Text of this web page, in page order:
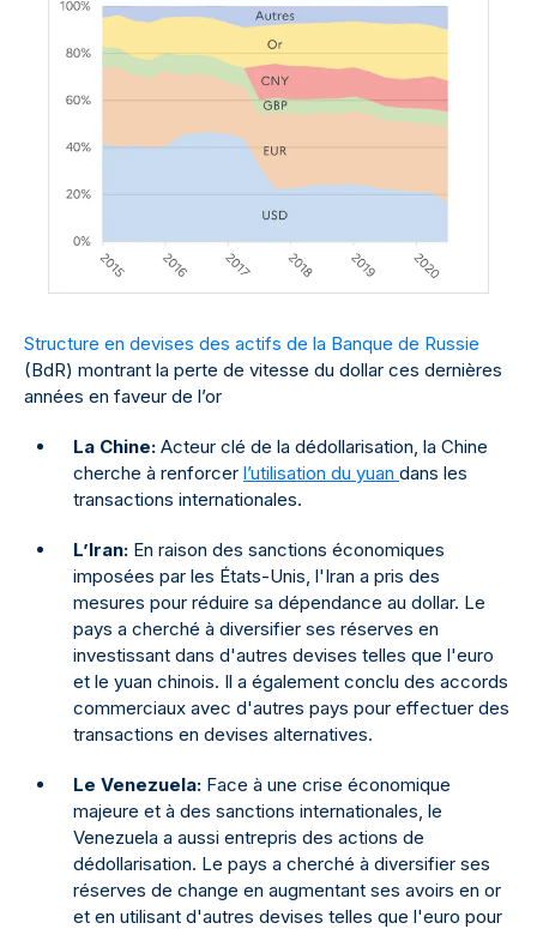
Structure en devises des actifs de la Banque de Russie
(BdR) montrant la perte de vitesse du dollar ces dernières
années en faveur de l’or
La Chine: Acteur clé de la dédollarisation, la Chine
cherche à renforcer l’utilisation du yuan dans les
transactions internationales.
L’Iran: En raison des sanctions économiques
imposées par les États-Unis, l'Iran a pris des
mesures pour réduire sa dépendance au dollar. Le
pays a cherché à diversifier ses réserves en
investissant dans d'autres devises telles que l'euro
et le yuan chinois. Il a également conclu des accords
commerciaux avec d'autres pays pour effectuer des
transactions en devises alternatives.
Le Venezuela: Face à une crise économique
majeure et à des sanctions internationales, le
Venezuela a aussi entrepris des actions de
dédollarisation. Le pays a cherché à diversifier ses
réserves de change en augmentant ses avoirs en or
et en utilisant d'autres devises telles que l'euro pour